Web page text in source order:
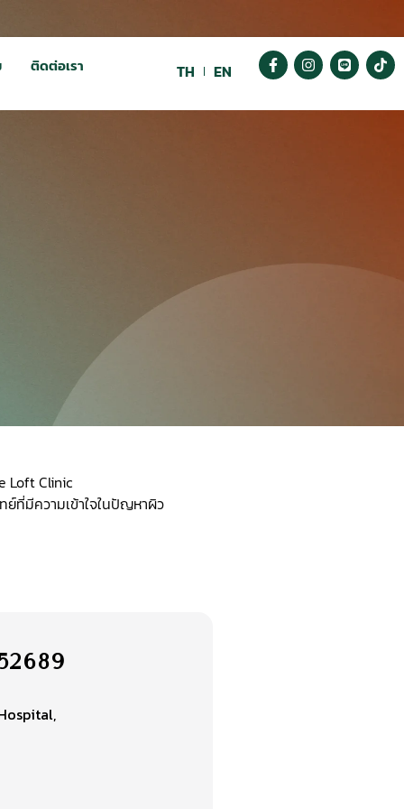
ติดต่อเรา TH EN
Loft Clinic
ที่มีความเข้าใจในปัญหาผิว